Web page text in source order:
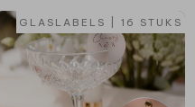
GLASLABELS | 16 STUKS